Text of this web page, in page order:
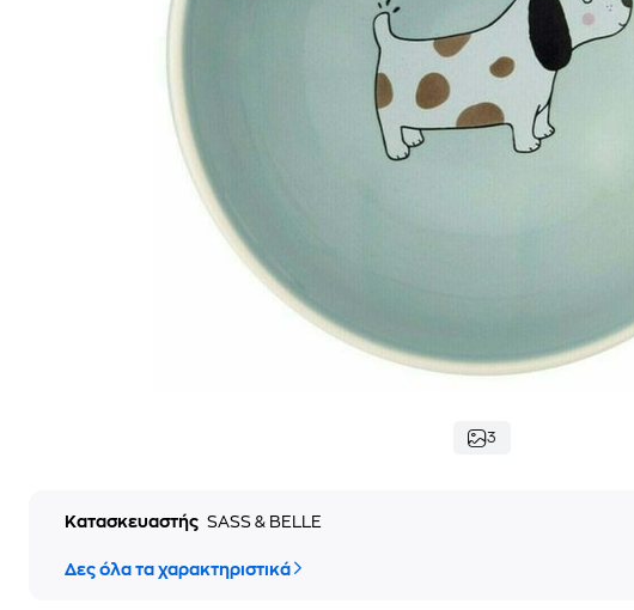
3
Κατασκευαστής SASS & BELLE
Δες όλα τα χαρακτηριστικά